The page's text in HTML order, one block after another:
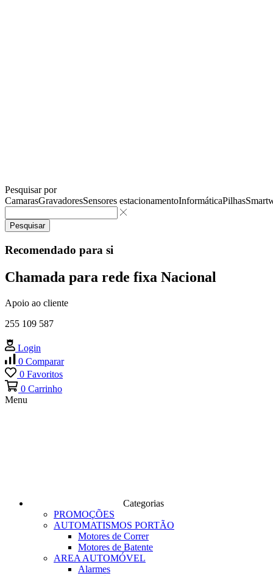
Pesquisar por
CamarasGravadoresSensores estacionamentoInformáticaPilhas
Pesquisar
Recomendado para si
Chamada para rede fixa Nacional
Apoio ao cliente
255 109 587
Login
0 Comparar
0 Favoritos
0 Carrinho
Menu
Categorias
PROMOÇÕES
AUTOMATISMOS PORTÃO
Motores de Correr
Motores de Batente
AREA AUTOMÓVEL
Alarmes